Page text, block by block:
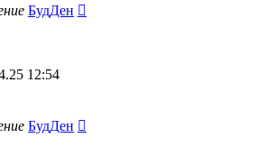
БудДен
12:54
БудДен